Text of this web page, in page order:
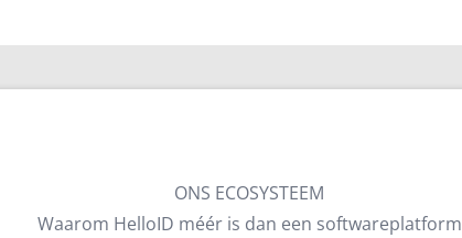
ONS ECOSYSTEEM
Waarom HelloID méér is dan een softwareplatform